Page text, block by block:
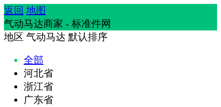
返回 地图
气动马达商家 - 标准件网
地区 气动马达 默认排序
全部
河北省
浙江省
广东省